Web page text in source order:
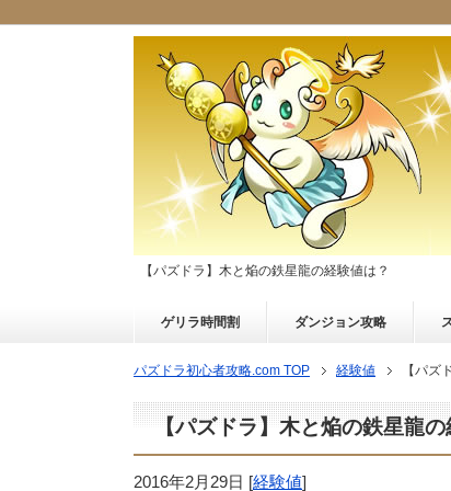
【パズドラ】木と焔の鉄星龍の経験値は？
ゲリラ時間割 ダンジョン攻略
パズドラ初心者攻略.com TOP 経験値 【パズ
【パズドラ】木と焔の鉄星龍
2016年2月29日 [経験値]